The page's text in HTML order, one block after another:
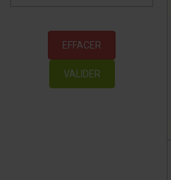
EFFACER
VALIDER